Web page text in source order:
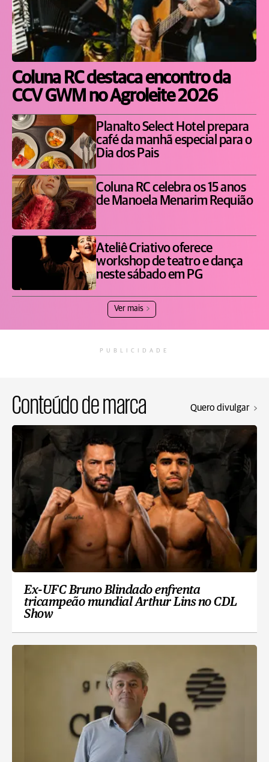
Coluna RC destaca encontro da
CCV GWM no Agroleite 2026
Planalto Select Hotel prepara
café da manhã especial para o
Dia dos Pais
Coluna RC celebra os 15 anos
de Manoela Menarim Requião
Ateliê Criativo oferece
workshop de teatro e dança
neste sábado em PG
Ver mais
PUBLICIDADE
Conteúdo de marca Quero divulgar
Ex-UFC Bruno Blindado enfrenta
tricampeão mundial Arthur Lins no CDL
Show